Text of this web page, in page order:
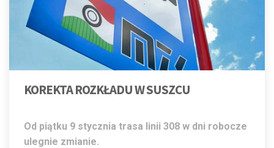
KOREKTA ROZKŁADU W SUSZCU
Od piątku 9 stycznia trasa linii 308 w dni robocze
ulegnie zmianie.